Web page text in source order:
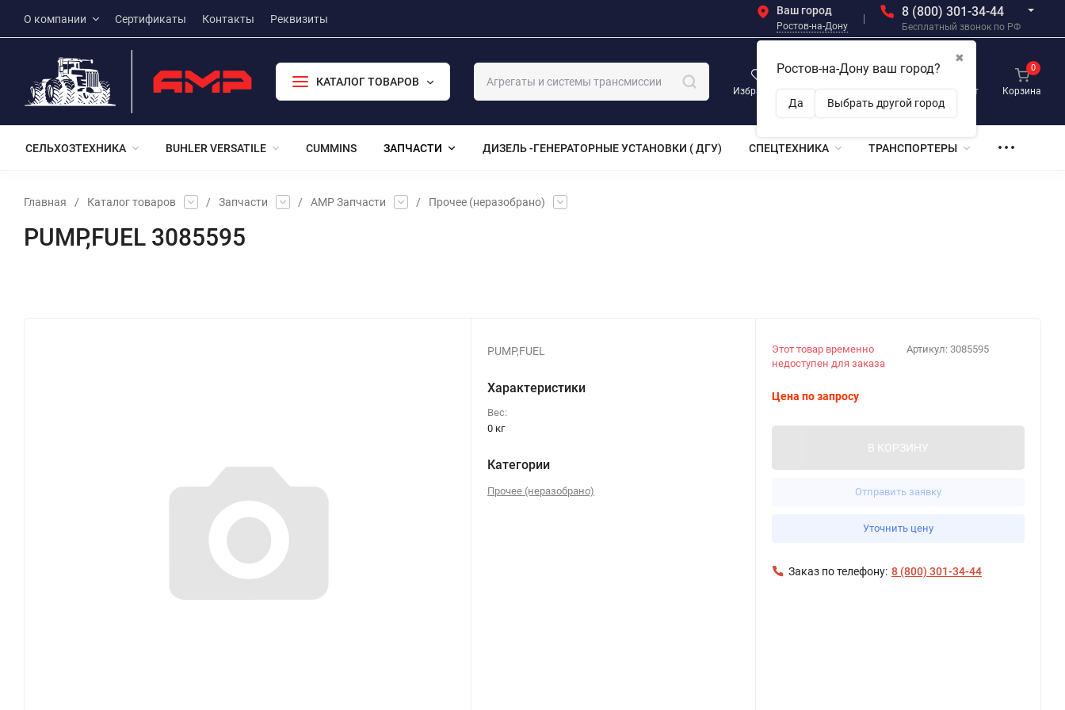
О компании Сертификаты Контакты Реквизиты
Ваш город
Ростов-на-Дону
✖
Ростов-на-Дону ваш город?
Да Выбрать другой город
8 (800) 301-34-44
Бесплатный звонок по РФ
КАТАЛОГ ТОВАРОВ
Избранное
0
Личный кабинет Корзина
0
СЕЛЬХОЗТЕХНИКА BUHLER VERSATILE CUMMINS ЗАПЧАСТИ ДИЗЕЛЬ -ГЕНЕРАТОРНЫЕ УСТАНОВКИ ( ДГУ) СПЕЦТЕХНИКА ТРАНСПОРТЕРЫ
Главная / Каталог товаров / Запчасти / АМР Запчасти / Прочее (неразобрано)
PUMP,FUEL 3085595
PUMP,FUEL
Характеристики
Вес:
0 кг
Категории
Прочее (неразобрано)
Артикул: 3085595
Этот товар временно
недоступен для заказа
Цена по запросу
В КОРЗИНУ
Отправить заявку
Уточнить цену
Заказ по телефону: 8 (800) 301-34-44